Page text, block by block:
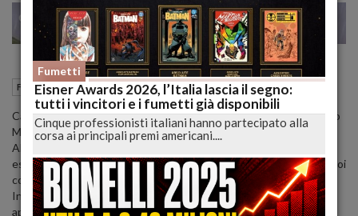
MILANO 22 23
Fumetti L'Aquila (AQ) 04 Febbraio 2022 18:58
Cari Lettori, qui chiedo il vostro aiuto perché entrando in territorio
Marvel ho decisamente bisogno di una guida.
Allora lo posso leggere così da solo, devo leggere qualcosa dei
essenziale prima... oppure è consigliato leggere qualcosa prima... poi
come potrò continuare?
Insomma nei commenti date dei consigli a me ed a chi può
approdare al video privo di formazione Marvel adeguata!
Fumetti
Eisner Awards 2026, l’Italia lascia il segno:
tutti i vincitori e i fumetti già disponibili
Cinque professionisti italiani hanno partecipato alla
corsa ai principali premi americani....